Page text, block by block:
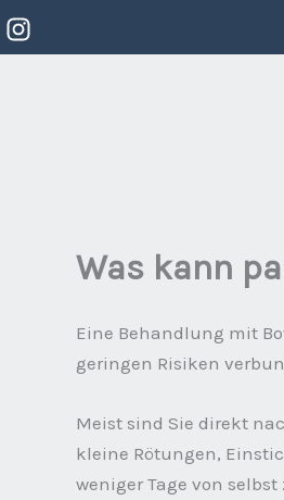
Was kann
Eine Behandlung mit
geringen Risiken
Meist sind Sie direkt
kleine Rötungen,
weniger Tage von